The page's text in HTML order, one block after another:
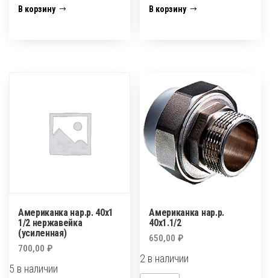
Американка
В корзину
Американка
В корзину
Американка нар.р. 40х1
1/2 нержавейка
(усиленная)
700,00 ₽
5 в наличии
Американка нар.р.
40х1.1/2
650,00₽
2 в наличии